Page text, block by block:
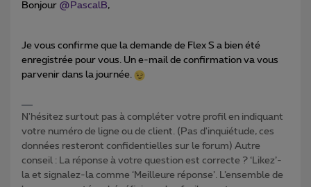
Bonjour @PascalB,
Je vous confirme que la demande de Flex S a bien été
enregistrée pour vous. Un e-mail de confirmation va vous
parvenir dans la journée.
N'hésitez surtout pas à compléter votre profil en indiquant
votre numéro de ligne ou de client. (Pas d'inquiétude, ces
données resteront confidentielles sur le forum) Autre
conseil : La réponse à votre question est correcte ? ‘Likez’-
la et signalez-la comme ‘Meilleure réponse’. L’ensemble de